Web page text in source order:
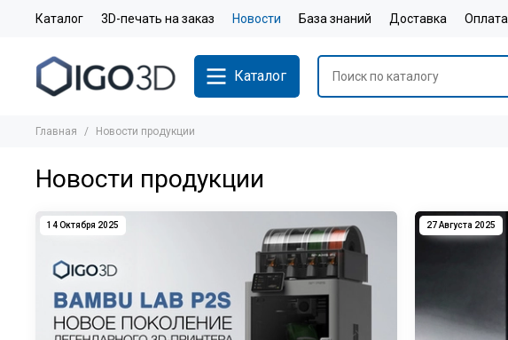
Каталог 3D-печать на заказ Новости База знаний Доставка Оплата
Каталог
Главная Новости продукции
Новости продукции
14 Октября 2025 27 Августа 2025